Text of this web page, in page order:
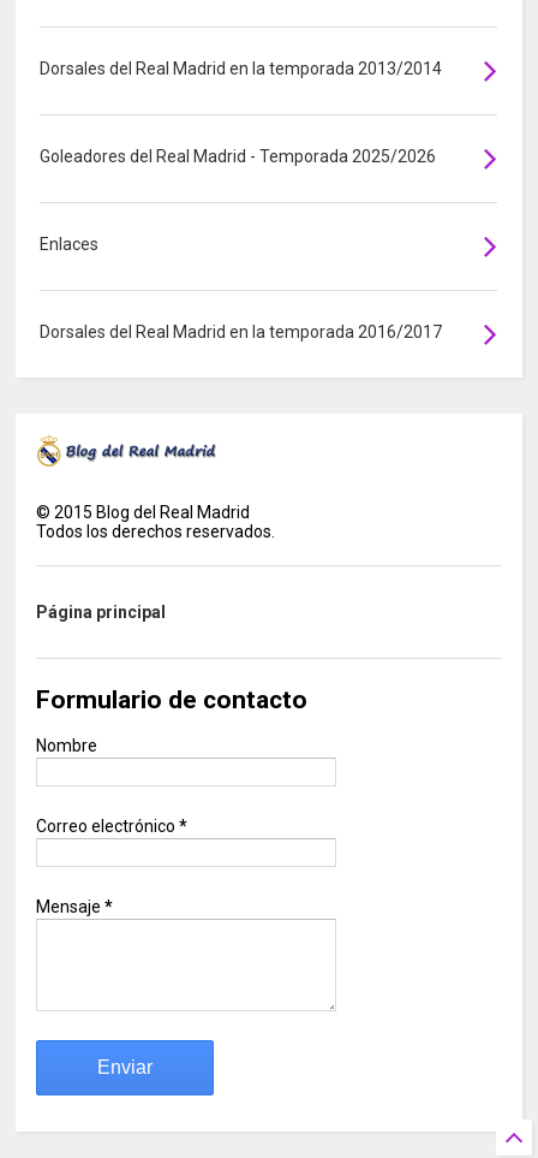
Dorsales del Real Madrid en la temporada 2013/2014
Goleadores del Real Madrid - Temporada 2025/2026
Enlaces
Dorsales del Real Madrid en la temporada 2016/2017
©2015 Blog del Real Madrid
Todos los derechos reservados.
Página principal
Formulario de contacto
Nombre
Correo electrónico*
Mensaje*